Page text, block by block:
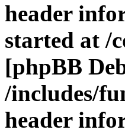
header
started at /
[phpBB
/includes/
header